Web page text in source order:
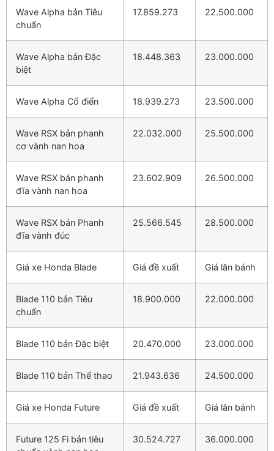
Wave Alpha bản Tiêu
chuẩn
17.859.273 22.500.000
Wave Alpha bản Đặc
biệt
18.448.363 23.000.000
Wave Alpha Cổ điển 18.939.273 23.500.000
Wave RSX bản phanh
cơ vành nan hoa
22.032.000 25.500.000
Wave RSX bản phanh
đĩa vành nan hoa
23.602.909 26.500.000
Wave RSX bản Phanh
đĩa vành đúc
25.566.545 28.500.000
Giá xe Honda Blade Giá đề xuất Giá lăn bánh
Blade 110 bản Tiêu
chuẩn
18.900.000 22.000.000
Blade 110 bản Đặc biệt 20.470.000 23.000.000
Blade 110 bản Thể thao 21.943.636 24.500.000
Giá xe Honda Future Giá đề xuất Giá lăn bánh
Future 125 Fi bản tiêu
30.524.727 36.000.000